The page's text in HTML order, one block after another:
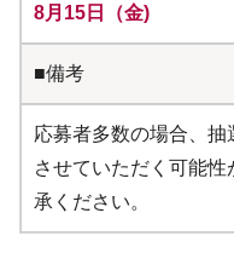
8月15日（金)
■備考
応募者多数の場合、
させていただく可能
承ください。